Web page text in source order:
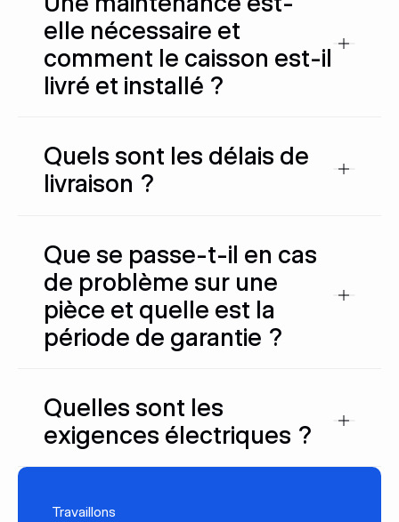
elle nécessaire et
comment le caisson est-il
livré et installé ?
Quels sont les délais de
livraison ?
Que se passe-t-il en cas
de problème sur une
pièce et quelle est la
période de garantie ?
Quelles sont les
exigences électriques ?
Travaillons